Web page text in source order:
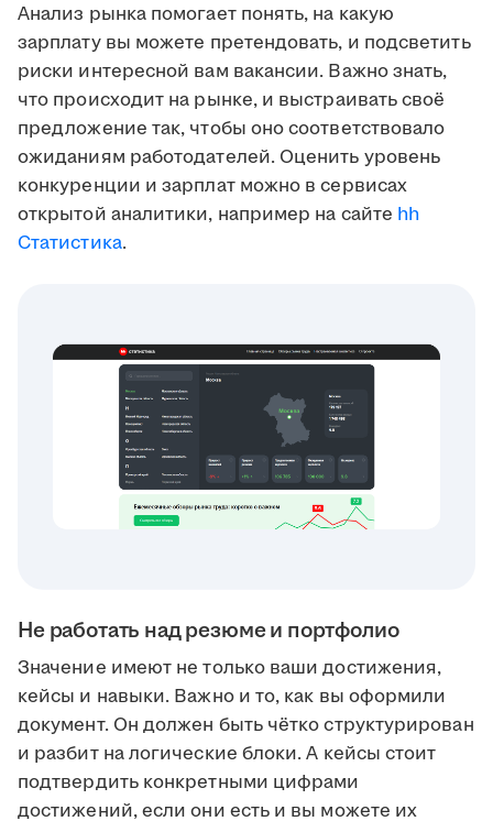
Анализ рынка помогает понять, на какую
зарплату вы можете претендовать, и подсветить
риски интересной вам вакансии. Важно знать,
что происходит на рынке, и выстраивать своё
предложение так, чтобы оно соответствовало
ожиданиям работодателей. Оценить уровень
конкуренции и зарплат можно в сервисах
открытой аналитики, например на сайте hh
Статистика.
Не работать над резюме и портфолио
Значение имеют не только ваши достижения,
кейсы и навыки. Важно и то, как вы оформили
документ. Он должен быть чётко структурирован
и разбит на логические блоки. А кейсы стоит
подтвердить конкретными цифрами
достижений, если они есть и вы можете их